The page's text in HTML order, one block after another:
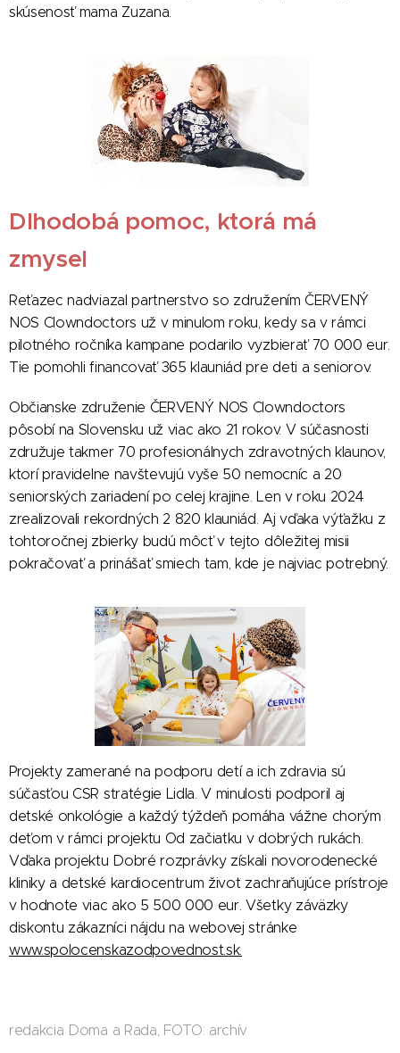
skúsenosť mama Zuzana.
Dlhodobá pomoc, ktorá má
zmysel
Reťazec nadviazal partnerstvo so združením ČERVENÝ
NOS Clowndoctors už v minulom roku, kedy sa v rámci
pilotného ročníka kampane podarilo vyzbierať 70 000 eur.
Tie pomohli financovať 365 klauniád pre deti a seniorov.
Občianske združenie ČERVENÝ NOS Clowndoctors
pôsobí na Slovensku už viac ako 21 rokov. V súčasnosti
združuje takmer 70 profesionálnych zdravotných klaunov,
ktorí pravidelne navštevujú vyše 50 nemocníc a 20
seniorských zariadení po celej krajine. Len v roku 2024
zrealizovali rekordných 2 820 klauniád. Aj vďaka výťažku z
tohtoročnej zbierky budú môcť v tejto dôležitej misii
pokračovať a prinášať smiech tam, kde je najviac potrebný.
Projekty zamerané na podporu detí a ich zdravia sú
súčasťou CSR stratégie Lidla. V minulosti podporil aj
detské onkológie a každý týždeň pomáha vážne chorým
deťom v rámci projektu Od začiatku v dobrých rukách.
Vďaka projektu Dobré rozprávky získali novorodenecké
kliniky a detské kardiocentrum život zachraňujúce prístroje
v hodnote viac ako 5 500 000 eur. Všetky záväzky
diskontu zákazníci nájdu na webovej stránke
www.spolocenskazodpovednost.sk.
redakcia Doma a Rada, FOTO: archív